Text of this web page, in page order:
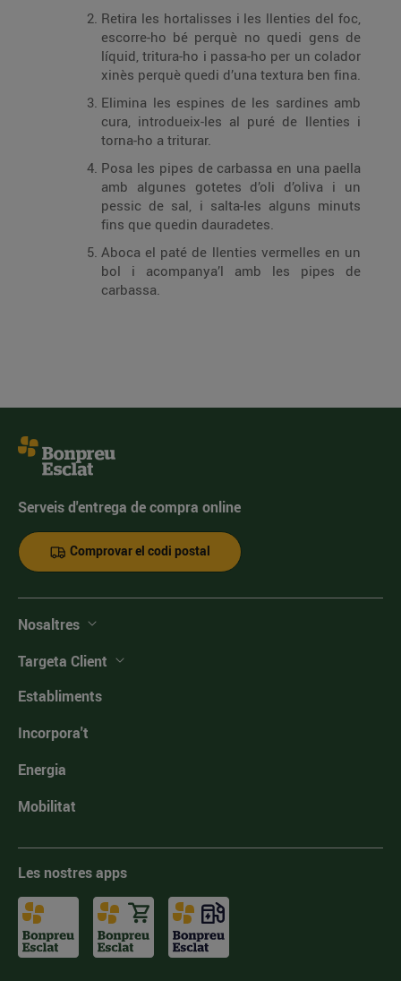
Retira les hortalisses i les llenties del foc,
escorre-ho bé perquè no quedi gens de
líquid, tritura-ho i passa-ho per un colador
xinès perquè quedi d’una textura ben fina.
Elimina les espines de les sardines amb
cura, introdueix-les al puré de llenties i
torna-ho a triturar.
Posa les pipes de carbassa en una paella
amb algunes gotetes d’oli d’oliva i un
pessic de sal, i salta-les alguns minuts
fins que quedin dauradetes.
Aboca el paté de llenties vermelles en un
bol i acompanya’l amb les pipes de
carbassa.
Serveis d'entrega de compra online
Comprovar el codi postal
Nosaltres
Targeta Client
Establiments
Incorpora't
Energia
Mobilitat
Les nostres apps